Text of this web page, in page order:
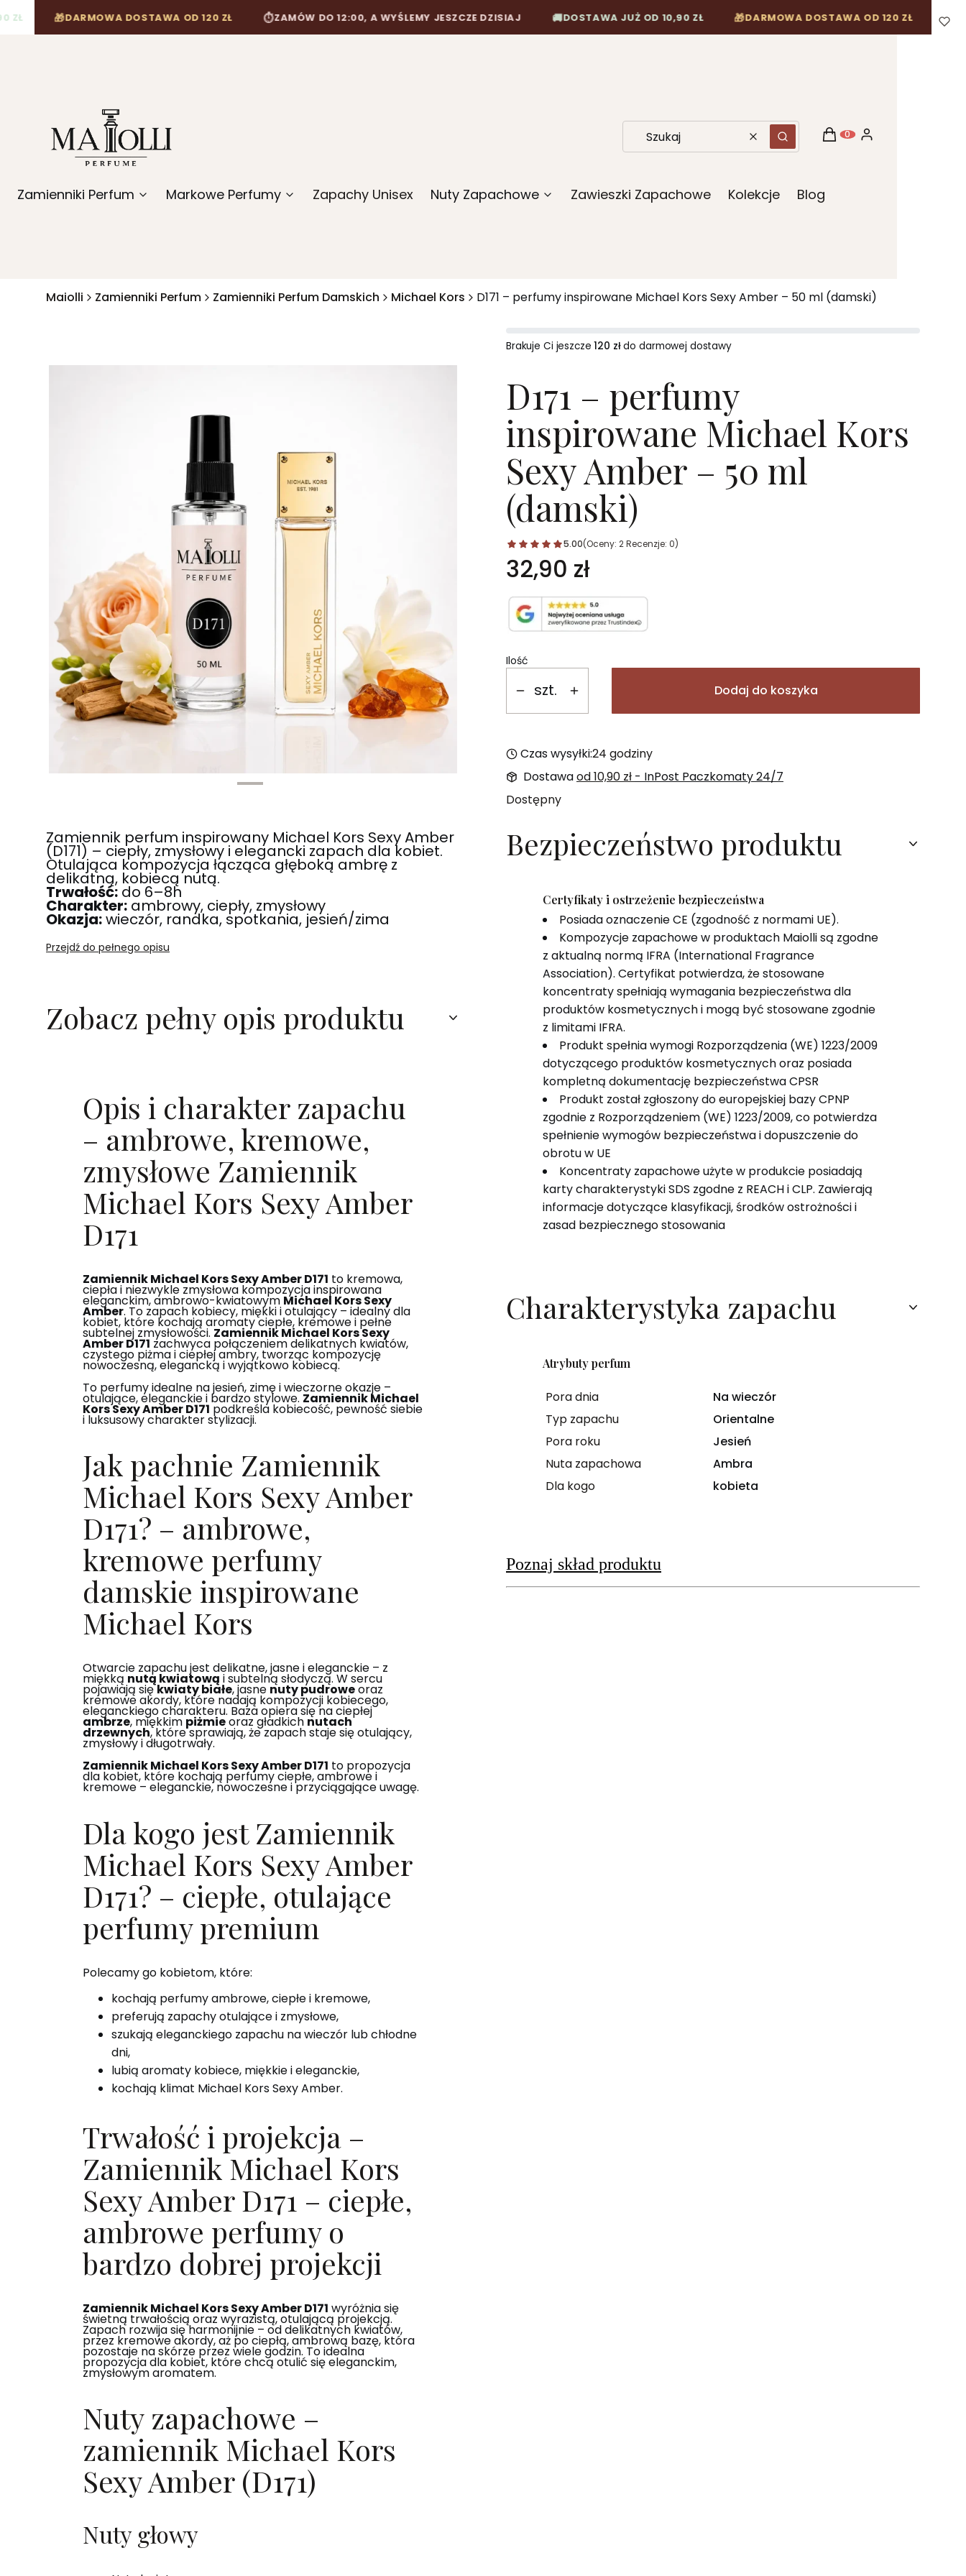
🎁 DARMOWA DOSTAWA OD 120 ZŁ ⏱ ZAMÓW DO 12:00, A WYŚLEMY JESZCZE DZISIAJ 🚚 DOSTAWA JUŻ OD 10,90 ZŁ 🎁DARMOWA DOSTAWA OD 120 ZŁ
WyczyśćSzukaj Produkty w koszyku: 0.
Koszyk Zaloguj się
Zamienniki Perfum Markowe Perfumy Zapachy Unisex Nuty Zapachowe Zawieszki Zapachowe Kolekcje Blog
Maiolli Zamienniki Perfum Zamienniki Perfum Damskich Michael Kors D171 – perfumy inspirowane Michael Kors Sexy Amber – 50 ml (damski)
Zamiennik perfum inspirowany Michael Kors Sexy Amber
(D171) – ciepły, zmysłowy i elegancki zapach dla kobiet.
Otulająca kompozycja łącząca głęboką ambrę z
delikatną, kobiecą nutą.
Trwałość: do 6–8h
Charakter: ambrowy, ciepły, zmysłowy
Okazja:wieczór, randka, spotkania, jesień/zima
Przejdź do pełnego opisu
Zobacz pełny opis produktu
Opis i charakter zapachu
– ambrowe, kremowe,
zmysłowe Zamiennik
Michael Kors Sexy Amber
D171
Zamiennik Michael Kors Sexy Amber D171 to kremowa,
ciepła i niezwykle zmysłowa kompozycja inspirowana
eleganckim, ambrowo-kwiatowym Michael Kors Sexy
Amber. To zapach kobiecy, miękki i otulający – idealny dla
kobiet, które kochają aromaty ciepłe, kremowe i pełne
subtelnej zmysłowości. Zamiennik Michael Kors Sexy
Amber D171 zachwyca połączeniem delikatnych kwiatów,
czystego piżma i ciepłej ambry, tworząc kompozycję
nowoczesną, elegancką i wyjątkowo kobiecą.
To perfumy idealne na jesień, zimę i wieczorne okazje –
otulające, eleganckie i bardzo stylowe. Zamiennik Michael
Kors Sexy Amber D171 podkreśla kobiecość, pewność siebie
i luksusowy charakter stylizacji.
Jak pachnie Zamiennik
Michael Kors Sexy Amber
D171? – ambrowe,
kremowe perfumy
damskie inspirowane
Michael Kors
Otwarcie zapachu jest delikatne, jasne i eleganckie – z
miękką nutą kwiatową i subtelną słodyczą. W sercu
pojawiają siękwiaty białe, jasne nuty pudroweoraz
kremowe akordy, które nadają kompozycji kobiecego,
eleganckiego charakteru. Baza opiera się na ciepłej
ambrze, miękkim piżmieoraz gładkich nutach
drzewnych, które sprawiają, że zapach staje się otulający,
zmysłowy i długotrwały.
Zamiennik Michael Kors Sexy Amber D171 to propozycja
dla kobiet, które kochają perfumy ciepłe, ambrowe i
kremowe – eleganckie, nowoczesne i przyciągające uwagę.
Dla kogo jest Zamiennik
Michael Kors Sexy Amber
D171? – ciepłe, otulające
perfumy premium
Polecamy go kobietom, które:
kochają perfumy ambrowe, ciepłe i kremowe,
preferują zapachy otulające i zmysłowe,
szukają eleganckiego zapachu na wieczór lub chłodne
dni,
lubią aromaty kobiece, miękkie i eleganckie,
kochają klimat Michael Kors Sexy Amber.
Trwałość i projekcja –
Zamiennik Michael Kors
Sexy Amber D171 – ciepłe,
ambrowe perfumy o
bardzo dobrej projekcji
Zamiennik Michael Kors Sexy Amber D171 wyróżnia się
świetną trwałością oraz wyrazistą, otulającą projekcją.
Zapach rozwija się harmonijnie – od delikatnych kwiatów,
przez kremowe akordy, aż po ciepłą, ambrową bazę, która
pozostaje na skórze przez wiele godzin. To idealna
propozycja dla kobiet, które chcą otulić się eleganckim,
zmysłowym aromatem.
Nuty zapachowe –
zamiennik Michael Kors
Sexy Amber (D171)
Nuty głowy
Brakuje Ci jeszcze120 złdo darmowej dostawy
D171 – perfumy
inspirowane Michael Kors
Sexy Amber – 50 ml
(damski)
5.00(Oceny: 2 Recenzje: 0)
Cena
32,90 zł
Ilość
szt. Dodaj do koszyka
Czas wysyłki:24 godziny
Dostawaod 10,90 zł - InPost Paczkomaty 24/7
Dostępny
Bezpieczeństwo produktu
Certyfikaty i ostrzeżenie bezpieczeństwa
Posiada oznaczenie CE (zgodność z normami UE).
Kompozycje zapachowe w produktach Maiolli są zgodne
z aktualną normą IFRA (International Fragrance
Association). Certyfikat potwierdza, że stosowane
koncentraty spełniają wymagania bezpieczeństwa dla
produktów kosmetycznych i mogą być stosowane zgodnie
z limitami IFRA.
Produkt spełnia wymogi Rozporządzenia (WE) 1223/2009
dotyczącego produktów kosmetycznych oraz posiada
kompletną dokumentację bezpieczeństwa CPSR
Produkt został zgłoszony do europejskiej bazy CPNP
zgodnie z Rozporządzeniem (WE) 1223/2009, co potwierdza
spełnienie wymogów bezpieczeństwa i dopuszczenie do
obrotu w UE
Koncentraty zapachowe użyte w produkcie posiadają
karty charakterystyki SDS zgodne z REACH i CLP. Zawierają
informacje dotyczące klasyfikacji, środków ostrożności i
zasad bezpiecznego stosowania
Charakterystyka zapachu
Atrybuty perfum
Pora dnia
Na wieczór
Typ zapachu
Orientalne
Pora roku
Jesień
Nuta zapachowa
Ambra
Dla kogo
kobieta
Poznaj skład produktu